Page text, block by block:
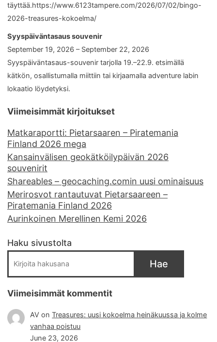
täyttää.https://www.6123tampere.com/2026/07/02/bingo-
2026-treasures-kokoelma/
Syyspäiväntasaus souvenir
September 19, 2026 – September 22, 2026
Syyspäiväntasaus-souvenir tarjolla 19.–22.9. etsimällä
kätkön, osallistumalla miittiin tai kirjaamalla adventure labin
lokaatio löydetyksi.
Viimeisimmät kirjoitukset
Matkaraportti: Pietarsaaren – Piratemania
Finland 2026 mega
Kansainvälisen geokätköilypäivän 2026
souvenirit
Shareables – geocaching.comin uusi ominaisuus
Merirosvot rantautuvat Pietarsaareen –
Piratemania Finland 2026
Aurinkoinen Merellinen Kemi 2026
Haku sivustolta
Hae
Viimeisimmät kommentit
AV onTreasures: uusi kokoelma heinäkuussa ja kolme
vanhaa poistuu
June 23, 2026